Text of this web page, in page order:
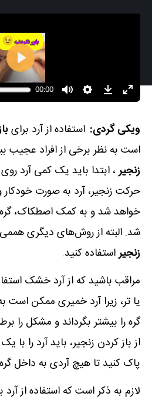
ویکی گردی: استفاده از آرد برای
است به نظر برخی از افراد عجیب
زنجیر، ابتدا باید یک کمی آرد
حرکت زنجیر، آرد به صورت خودکار
خواهد شد و به کمک اصطکاک،
شد. البته از روش‌های دیگری
زنجیراستفاده کنید.
مراقب باشید که از آرد خشک
یا تر، زیرا آرد خمیری ممکن است
گره را بیشتر بگرداند و مشکل را
از باز کردن زنجیر، باید آرد را
پاک کنید تا هیچ آردی به داخل
لازم به ذکر است که استفاده از آرد